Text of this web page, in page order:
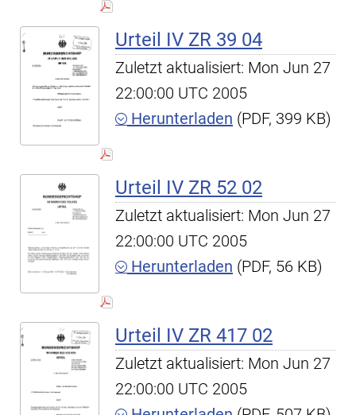
Urteil IV ZR 39 04
Zuletzt aktualisiert: Mon Jun 27
22:00:00 UTC 2005
Herunterladen (PDF, 399 KB)
Urteil IV ZR 52 02
Zuletzt aktualisiert: Mon Jun 27
22:00:00 UTC 2005
Herunterladen (PDF, 56 KB)
Urteil IV ZR 417 02
Zuletzt aktualisiert: Mon Jun 27
22:00:00 UTC 2005